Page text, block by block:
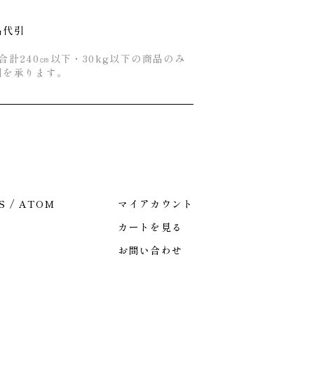
引
計240㎝以下・30kg以下の商品のみ
承ります。
/ ATOM
マイアカウント
カートを見る
お問い合わせ